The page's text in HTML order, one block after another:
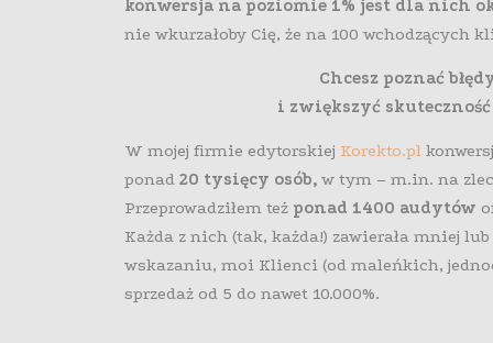
konwersja na poziomie 1% jest dla nich
nie wkurzałoby Cię, że na 100 wchodzących
Chcesz poznać
i zwiększyć skuteczność
W mojej firmie edytorskiej Korekto.pl
ponad 20 tysięcy osób, w tym – m.in. na
Przeprowadziłem też ponad 1400 audytów
Każda z nich (tak, każda!) zawierała mniej
wskazaniu, moi Klienci (od maleńkich,
sprzedaż od 5 do nawet 10.000%.